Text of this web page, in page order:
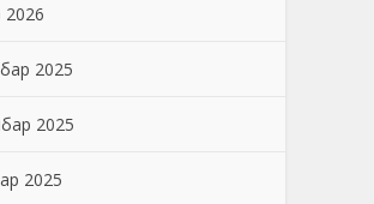
2026
2025
2025
2025